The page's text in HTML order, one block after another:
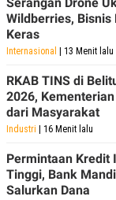
Wildberries, Bisnis
Keras
Internasional | 13 Menit lalu
RKAB TINS di
2026,
dari Masyarakat
Industri | 16 Menit lalu
Permintaan Kredit
Tinggi, Bank
Salurkan Dana